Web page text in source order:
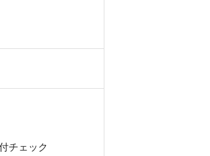
チェック